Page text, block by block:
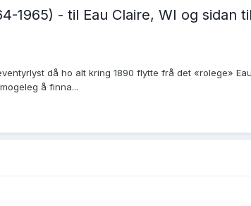
1965) - til Eau Claire, WI og sidan
då ho alt kring 1890 flytte frå det «rolege»
å finna...